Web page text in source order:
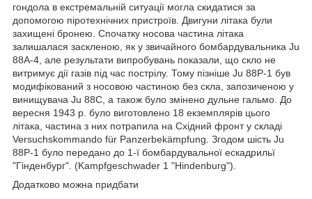
гондола в екстремальній ситуації могла скидатися за
допомогою піротехнічних пристроїв. Двигуни літака були
захищені бронею. Спочатку носова частина літака
залишалася заскленою, як у звичайного бомбардувальника Ju
88A-4, але результати випробувань показали, що скло не
витримує дії газів під час пострілу. Тому пізніше Ju 88P-1 був
модифікований з носовою частиною без скла, запозиченою у
винищувача Ju 88C, а також було змінено дульне гальмо. До
вересня 1943 р. було виготовлено 18 екземплярів цього
літака, частина з них потрапила на Східний фронт у складі
Versuchskommando für Panzerbekämpfung. Згодом шість Ju
88P-1 було передано до 1-ї бомбардувальної ескадрильї
"Гінденбург". (Kampfgeschwader 1 "Hindenburg").
Додатково можна придбати